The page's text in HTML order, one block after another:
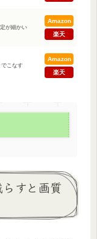
が細かい
Amazon
楽天
でこなす
Amazon
楽天
すと画質